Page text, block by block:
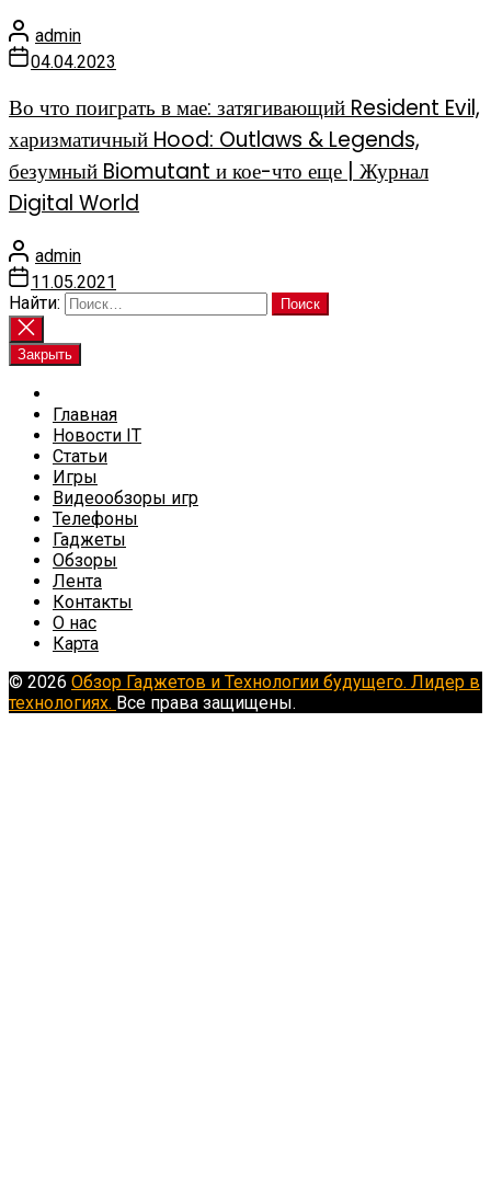
admin
04.04.2023
Во что поиграть в мае: затягивающий Resident Evil,
харизматичный Hood: Outlaws & Legends,
безумный Biomutant и кое-что еще | Журнал
Digital World
admin
11.05.2021
Найти:
Закрыть
Главная
Новости IT
Статьи
Игры
Видеообзоры игр
Телефоны
Гаджеты
Обзоры
Лента
Контакты
О нас
Карта
© 2026 Обзор Гаджетов и Технологии будущего. Лидер в
технологиях. Все права защищены.